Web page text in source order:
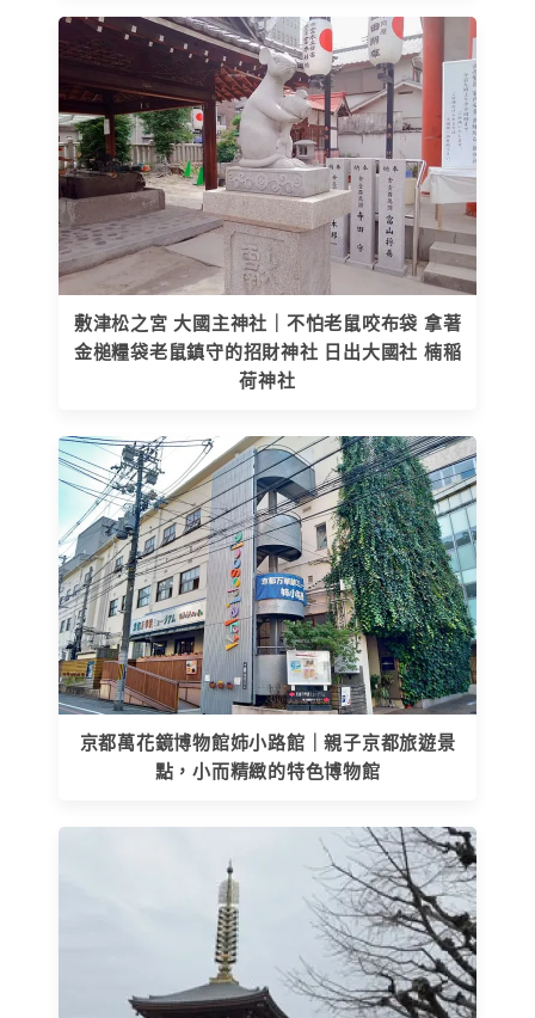
敷津松之宮 大國主神社｜不怕老鼠咬布袋 拿著
金槌糧袋老鼠鎮守的招財神社 日出大國社 楠稲
荷神社
京都萬花鏡博物館姉小路館｜親子京都旅遊景
點，小而精緻的特色博物館